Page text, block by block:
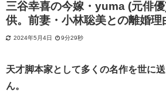
三谷幸喜の今嫁・yuma (元俳
供。前妻・小林聡美との離婚理
2024年5月4日 9分29秒
天才脚本家として多くの名作を世に
ん。